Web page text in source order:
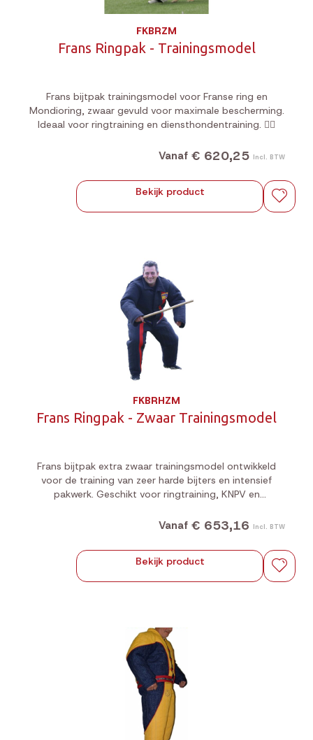
FKBRZM
Frans Ringpak - Trainingsmodel
Frans bijtpak trainingsmodel voor Franse ring en
Mondioring, zwaar gevuld voor maximale bescherming.
Ideaal voor ringtraining en diensthondentraining. 🐕‍🦺
Vanaf € 620,25 Incl. BTW
Bekijk product
FKBRHZM
Frans Ringpak - Zwaar Trainingsmodel
Frans bijtpak extra zwaar trainingsmodel ontwikkeld
voor de training van zeer harde bijters en intensief
pakwerk. Geschikt voor ringtraining, KNPV en
Vanaf € 653,16 Incl. BTW
Bekijk product